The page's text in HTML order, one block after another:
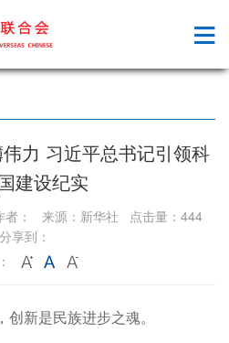
力 习近平总书记引领科
建设纪实
： 来源：新华社 点击量：444
分享到：
新是民族进步之魂。